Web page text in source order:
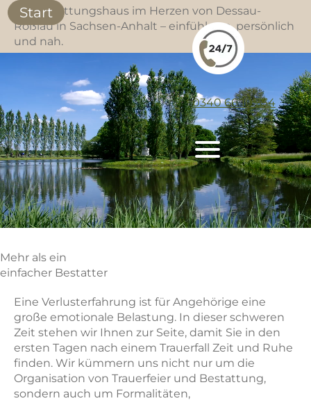
Ihr Bestattungshaus im Herzen von Dessau-
Roßlau in Sachsen-Anhalt – einfühlsam, persönlich
und nah.
Start
0340 66 10 354
Mehr als ein
einfacher Bestatter
Eine Verlusterfahrung ist für Angehörige eine
große emotionale Belastung. In dieser schweren
Zeit stehen wir Ihnen zur Seite, damit Sie in den
ersten Tagen nach einem Trauerfall Zeit und Ruhe
finden. Wir kümmern uns nicht nur um die
Organisation von Trauerfeier und Bestattung,
sondern auch um Formalitäten,